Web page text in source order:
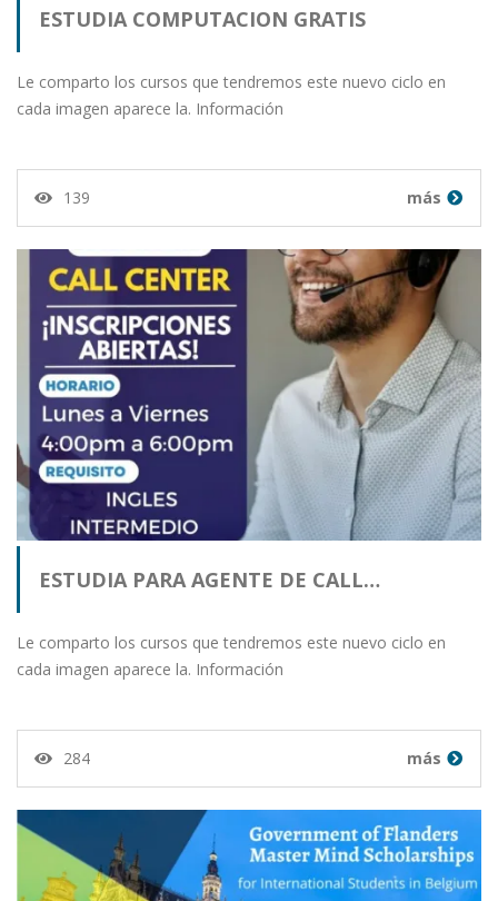
ESTUDIA COMPUTACION GRATIS
Le comparto los cursos que tendremos este nuevo ciclo en
cada imagen aparece la. Información
139 más
ESTUDIA PARA AGENTE DE CALL…
Le comparto los cursos que tendremos este nuevo ciclo en
cada imagen aparece la. Información
284 más